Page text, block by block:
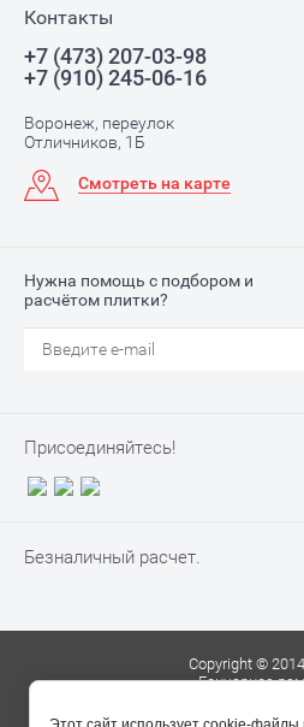
Контакты
+7 (473) 207-03-98
+7 (910) 245-06-16
Воронеж, переулок
Отличников, 1Б
Смотреть на карте
Нужна помощь с подбором и
расчётом плитки?
Присоединяйтесь!
Безналичный расчет.
Copyright ©
Гончарное
Сайт создан в: